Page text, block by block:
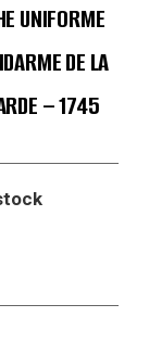
UNIFORME
DE LA
– 1745